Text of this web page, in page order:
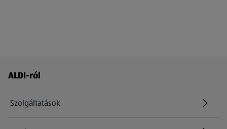
Láblécmenü - további linkek
ALDI-ról
Szolgáltatások